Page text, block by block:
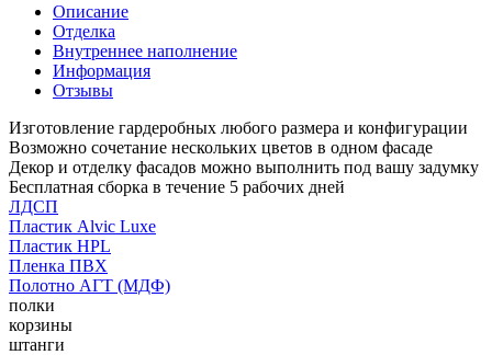
Описание
Отделка
Внутреннее наполнение
Информация
Отзывы
Изготовление гардеробных любого размера и конфигурации
Возможно сочетание нескольких цветов в одном фасаде
Декор и отделку фасадов можно выполнить под вашу задумку
Бесплатная сборка в течение 5 рабочих дней
ЛДСП
Пластик Alvic Luxe
Пластик HPL
Пленка ПВХ
Полотно АГТ (МДФ)
полки
корзины
штанги